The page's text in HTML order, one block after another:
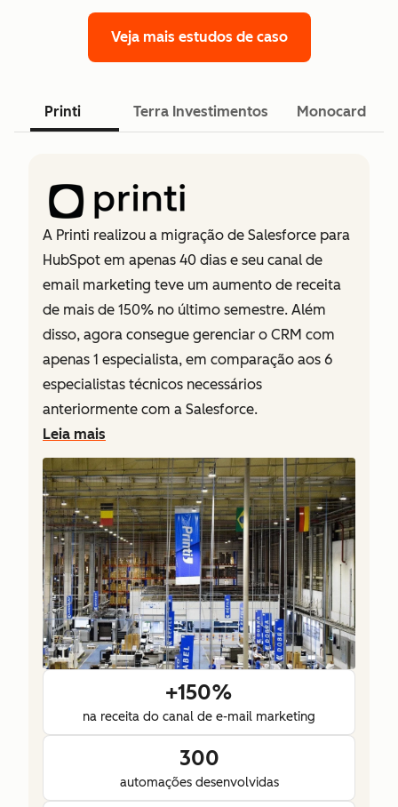
Veja mais estudos de caso
Printi Terra Investimentos Monocard
+150%
na receita do canal de e-mail marketing
300
automações desenvolvidas
A Printi realizou a migração de Salesforce para
HubSpot em apenas 40 dias e seu canal de
email marketing teve um aumento de receita
de mais de 150% no último semestre. Além
disso, agora consegue gerenciar o CRM com
apenas 1 especialista, em comparação aos 6
especialistas técnicos necessários
anteriormente com a Salesforce.
Leia mais